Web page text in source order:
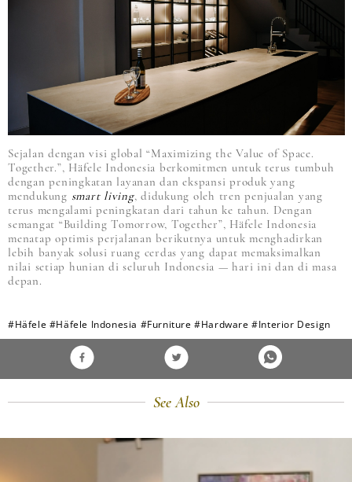
Sejalan dengan visi global “Maximizing the Value of Space.
Together.”, Häfele Indonesia berkomitmen untuk terus tumbuh
dengan peningkatan layanan dan ekspansi produk yang
mendukung smart living, didukung oleh tren penjualan yang
terus mengalami peningkatan dari tahun ke tahun. Dengan
semangat “Building Tomorrow, Together”, Häfele Indonesia
menatap optimis perjalanan berikutnya untuk menghadirkan
lebih banyak solusi ruang cerdas yang dapat memaksimalkan
nilai setiap hunian di seluruh Indonesia — hari ini dan di masa
depan.
#Häfele #Häfele Indonesia #Furniture #Hardware #Interior Design
See Also